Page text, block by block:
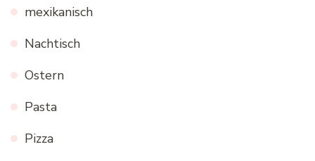
mexikanisch
Nachtisch
Ostern
Pasta
Pizza